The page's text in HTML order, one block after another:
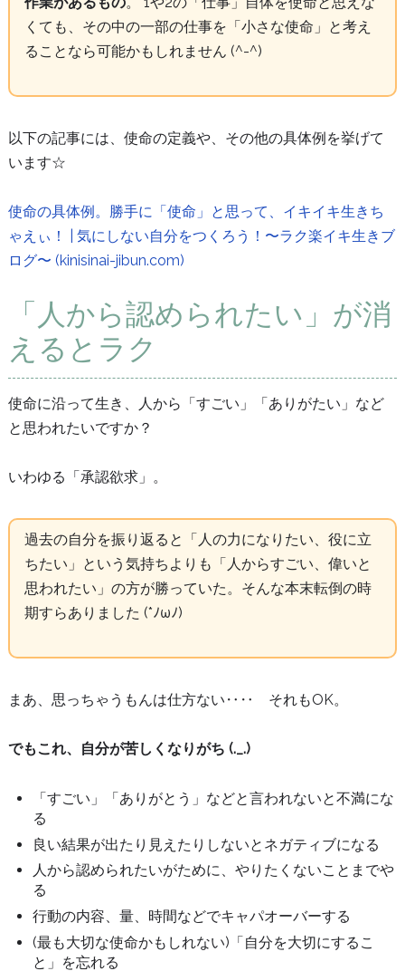
くても、その中の一部の仕事を「小さな使命」と考え
ることなら可能かもしれません (^-^)
以下の記事には、使命の定義や、その他の具体例を挙げて
います☆
使命の具体例。勝手に「使命」と思って、イキイキ生きち
ゃえぃ！ | 気にしない自分をつくろう！〜ラク楽イキ生きブ
ログ〜 (kinisinai-jibun.com)
「人から認められたい」が消
えるとラク
使命に沿って生き、人から「すごい」「ありがたい」など
と思われたいですか？
いわゆる「承認欲求」。
過去の自分を振り返ると「人の力になりたい、役に立
ちたい」という気持ちよりも「人からすごい、偉いと
思われたい」の方が勝っていた。そんな本末転倒の時
期すらありました (*ﾉωﾉ)
まあ、思っちゃうもんは仕方ない‥‥ それもOK。
でもこれ、自分が苦しくなりがち (._.)
「すごい」「ありがとう」などと言われないと不満にな
る
良い結果が出たり見えたりしないとネガティブになる
人から認められたいがために、やりたくないことまでや
る
行動の内容、量、時間などでキャパオーバーする
(最も大切な使命かもしれない)「自分を大切にするこ
と」を忘れる